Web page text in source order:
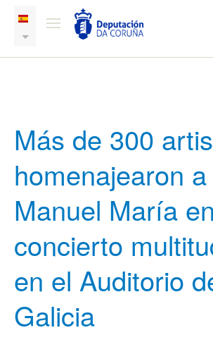
Más de 300
homenajearon a
Manuel María
concierto
en el Auditorio
Galicia